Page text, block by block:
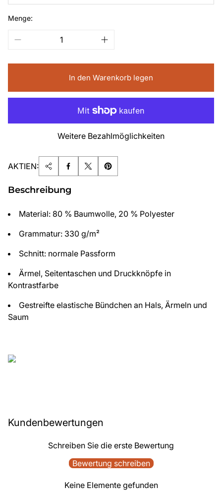
Menge:
In den Warenkorb legen
Weitere Bezahlmöglichkeiten
AKTIEN:
Beschreibung
Material: 80 % Baumwolle, 20 % Polyester
Grammatur: 330 g/m²
Schnitt: normale Passform
Ärmel, Seitentaschen und Druckknöpfe in
Kontrastfarbe
Gestreifte elastische Bündchen an Hals, Ärmeln und
Saum
Kundenbewertungen
Schreiben Sie die erste Bewertung
Bewertung schreiben
Keine Elemente gefunden